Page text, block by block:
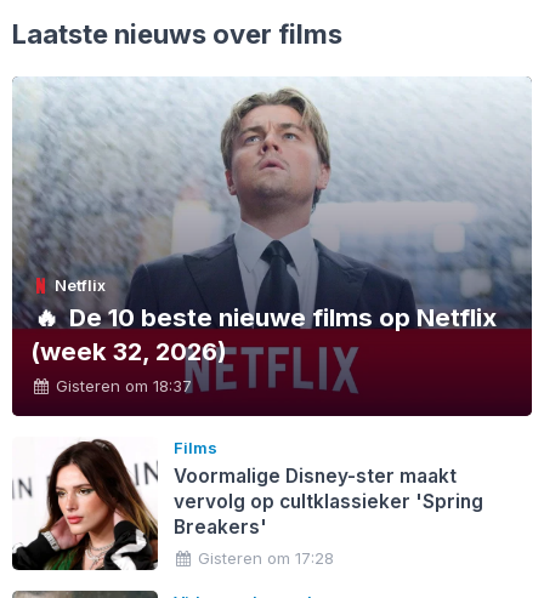
Laatste nieuws over films
Netflix
🔥De 10 beste nieuwe films op Netflix
(week 32, 2026)
Gisteren om 18:37
Films
Voormalige Disney-ster maakt
vervolg op cultklassieker 'Spring
Breakers'
Gisteren om 17:28